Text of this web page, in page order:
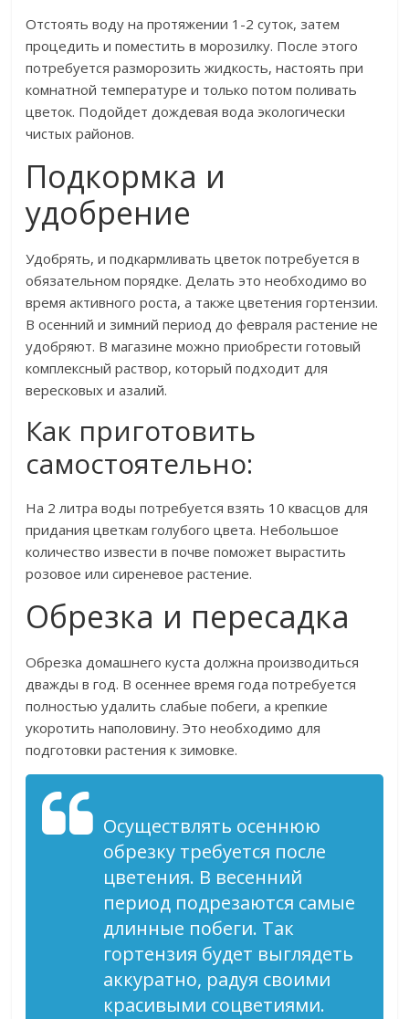
Отстоять воду на протяжении 1-2 суток, затем
процедить и поместить в морозилку. После этого
потребуется разморозить жидкость, настоять при
комнатной температуре и только потом поливать
цветок. Подойдет дождевая вода экологически
чистых районов.
Подкормка и
удобрение
Удобрять, и подкармливать цветок потребуется в
обязательном порядке. Делать это необходимо во
время активного роста, а также цветения гортензии.
В осенний и зимний период до февраля растение не
удобряют. В магазине можно приобрести готовый
комплексный раствор, который подходит для
вересковых и азалий.
Как приготовить
самостоятельно:
На 2 литра воды потребуется взять 10 квасцов для
придания цветкам голубого цвета. Небольшое
количество извести в почве поможет вырастить
розовое или сиреневое растение.
Обрезка и пересадка
Обрезка домашнего куста должна производиться
дважды в год. В осеннее время года потребуется
полностью удалить слабые побеги, а крепкие
укоротить наполовину. Это необходимо для
подготовки растения к зимовке.
Осуществлять осеннюю
обрезку требуется после
цветения. В весенний
период подрезаются самые
длинные побеги. Так
гортензия будет выглядеть
аккуратно, радуя своими
красивыми соцветиями.